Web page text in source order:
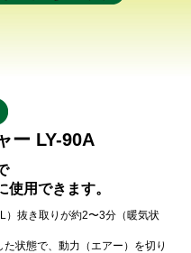
ー LY-90A
使用できます。
）抜き取りが約2〜3分（暖気状
た状態で、動力（エアー）を切り